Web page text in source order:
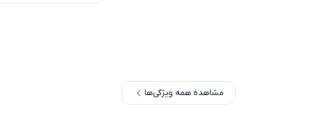
مشاهده همه ویژگی‌ها